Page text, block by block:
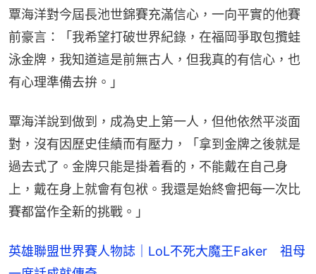
覃海洋對今屆長池世錦賽充滿信心，一向平實的他賽
前豪言：「我希望打破世界紀錄，在福岡爭取包攬蛙
泳金牌，我知道這是前無古人，但我真的有信心，也
有心理準備去拚。」
覃海洋說到做到，成為史上第一人，但他依然平淡面
對，沒有因歷史佳績而有壓力，「拿到金牌之後就是
過去式了。金牌只能是掛着看的，不能戴在自己身
上，戴在身上就會有包袱。我還是始終會把每一次比
賽都當作全新的挑戰。」
英雄聯盟世界賽人物誌｜LoL不死大魔王Faker 祖母